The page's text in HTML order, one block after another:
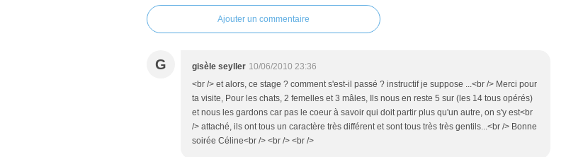
Ajouter un commentaire
G gisèle seyller 10/06/2010 23:36
<br /> et alors, ce stage ? comment s'est-il passé ? instructif je suppose ...<br /> Merci pour
ta visite, Pour les chats, 2 femelles et 3 mâles, Ils nous en reste 5 sur (les 14 tous opérés)
et nous les gardons car pas le coeur à savoir qui doit partir plus qu'un autre, on s'y est<br
/> attaché, ils ont tous un caractère très différent et sont tous très très gentils...<br /> Bonne
soirée Céline<br /> <br /> <br />